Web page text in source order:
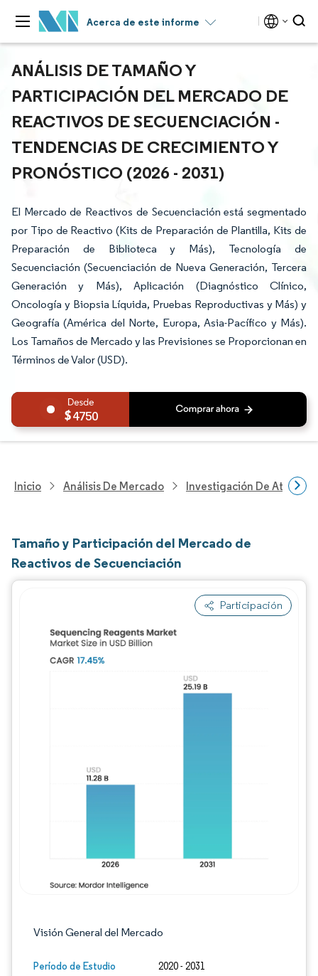
Acerca de este informe
ANÁLISIS DE TAMAÑO Y
PARTICIPACIÓN DEL MERCADO DE
REACTIVOS DE SECUENCIACIÓN -
TENDENCIAS DE CRECIMIENTO Y
PRONÓSTICO (2026 - 2031)
El Mercado de Reactivos de Secuenciación está segmentado
por Tipo de Reactivo (Kits de Preparación de Plantilla, Kits de
Preparación de Biblioteca y Más), Tecnología de
Secuenciación (Secuenciación de Nueva Generación, Tercera
Generación y Más), Aplicación (Diagnóstico Clínico,
Oncología y Biopsia Líquida, Pruebas Reproductivas y Más) y
Geografía (América del Norte, Europa, Asia-Pacífico y Más).
Los Tamaños de Mercado y las Previsiones se Proporcionan en
Términos de Valor (USD).
4750
Inicio Análisis De Mercado Investigación De
Tamaño y Participación del Mercado de
Reactivos de Secuenciación
Participación
Visión General del Mercado
Período de Estudio 2020 - 2031